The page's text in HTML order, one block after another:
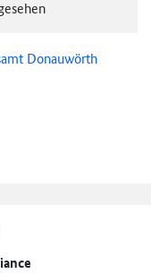
Donauwörth